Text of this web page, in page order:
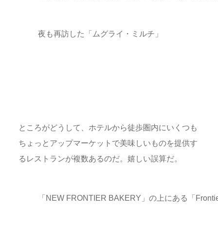
夜も再訪した「ムグライ・ミルチ」
ところがどうして、ホテルから徒歩圏内にいくつも
ちょっとアップマーケットで美味しいものを提供す
るレストランが複数あるのだ。嬉しい誤算だ。
「NEW FRONTIER BAKERY」の上にある「